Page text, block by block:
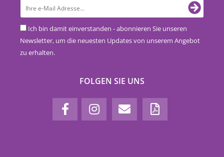
Ich bin damit einverstanden - abonnieren Sie unseren
Newsletter, um die neuesten Updates von unserem Angebot
zu erhalten.
FOLGEN SIE UNS